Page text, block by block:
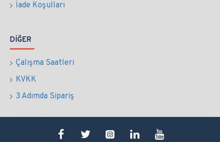
İade Koşulları
DIĞER
Çalışma Saatleri
KVKK
3 Adımda Sipariş